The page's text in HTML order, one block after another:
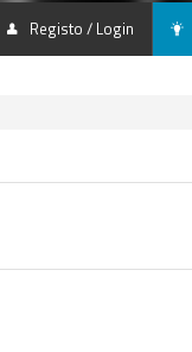
Registo / Login